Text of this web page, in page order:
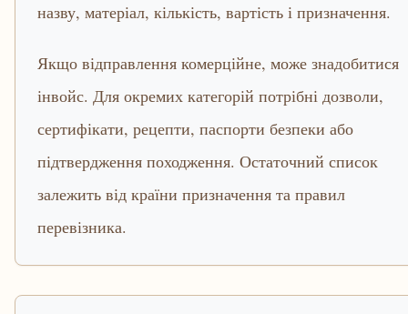
назву, матеріал, кількість, вартість і призначення.
Якщо відправлення комерційне, може знадобитися
інвойс. Для окремих категорій потрібні дозволи,
сертифікати, рецепти, паспорти безпеки або
підтвердження походження. Остаточний список
залежить від країни призначення та правил
перевізника.